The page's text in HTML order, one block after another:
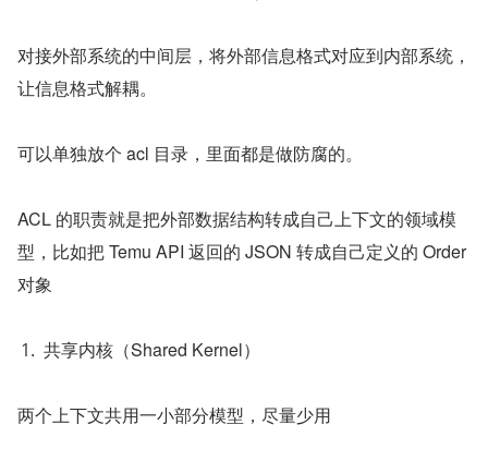
对接外部系统的中间层，将外部信息格式对应到内部系统，
让信息格式解耦。
可以单独放个 acl 目录，里面都是做防腐的。
ACL 的职责就是把外部数据结构转成自己上下文的领域模
型，比如把 Temu API 返回的 JSON 转成自己定义的 Order
对象
共享内核（Shared Kernel）
两个上下文共用一小部分模型，尽量少用